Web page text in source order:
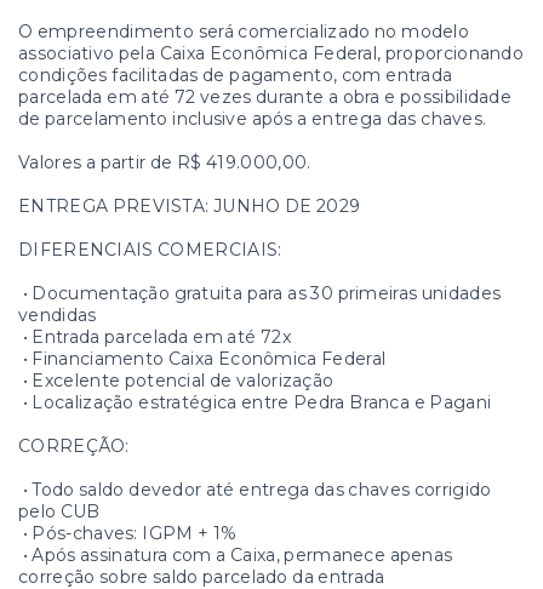
O empreendimento será comercializado no modelo
associativo pela Caixa Econômica Federal, proporcionando
condições facilitadas de pagamento, com entrada
parcelada em até 72 vezes durante a obra e possibilidade
de parcelamento inclusive após a entrega das chaves.
Valores a partir de R$ 419.000,00.
ENTREGA PREVISTA: JUNHO DE 2029
DIFERENCIAIS COMERCIAIS:
• Documentação gratuita para as 30 primeiras unidades
vendidas
• Entrada parcelada em até 72x
• Financiamento Caixa Econômica Federal
• Excelente potencial de valorização
• Localização estratégica entre Pedra Branca e Pagani
CORREÇÃO:
• Todo saldo devedor até entrega das chaves corrigido
pelo CUB
• Pós-chaves: IGPM + 1%
• Após assinatura com a Caixa, permanece apenas
correção sobre saldo parcelado da entrada